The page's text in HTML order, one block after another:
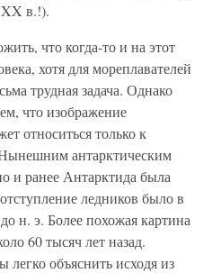
XX в.!).
что когда-то и на этот
хотя для мореплавателей
трудная задача. Однако
что изображение
относиться только к
антарктическим
и ранее Антарктида была
ледников было в
н. э. Более похожая картина
60 тысяч лет назад.
легко объяснить исходя из